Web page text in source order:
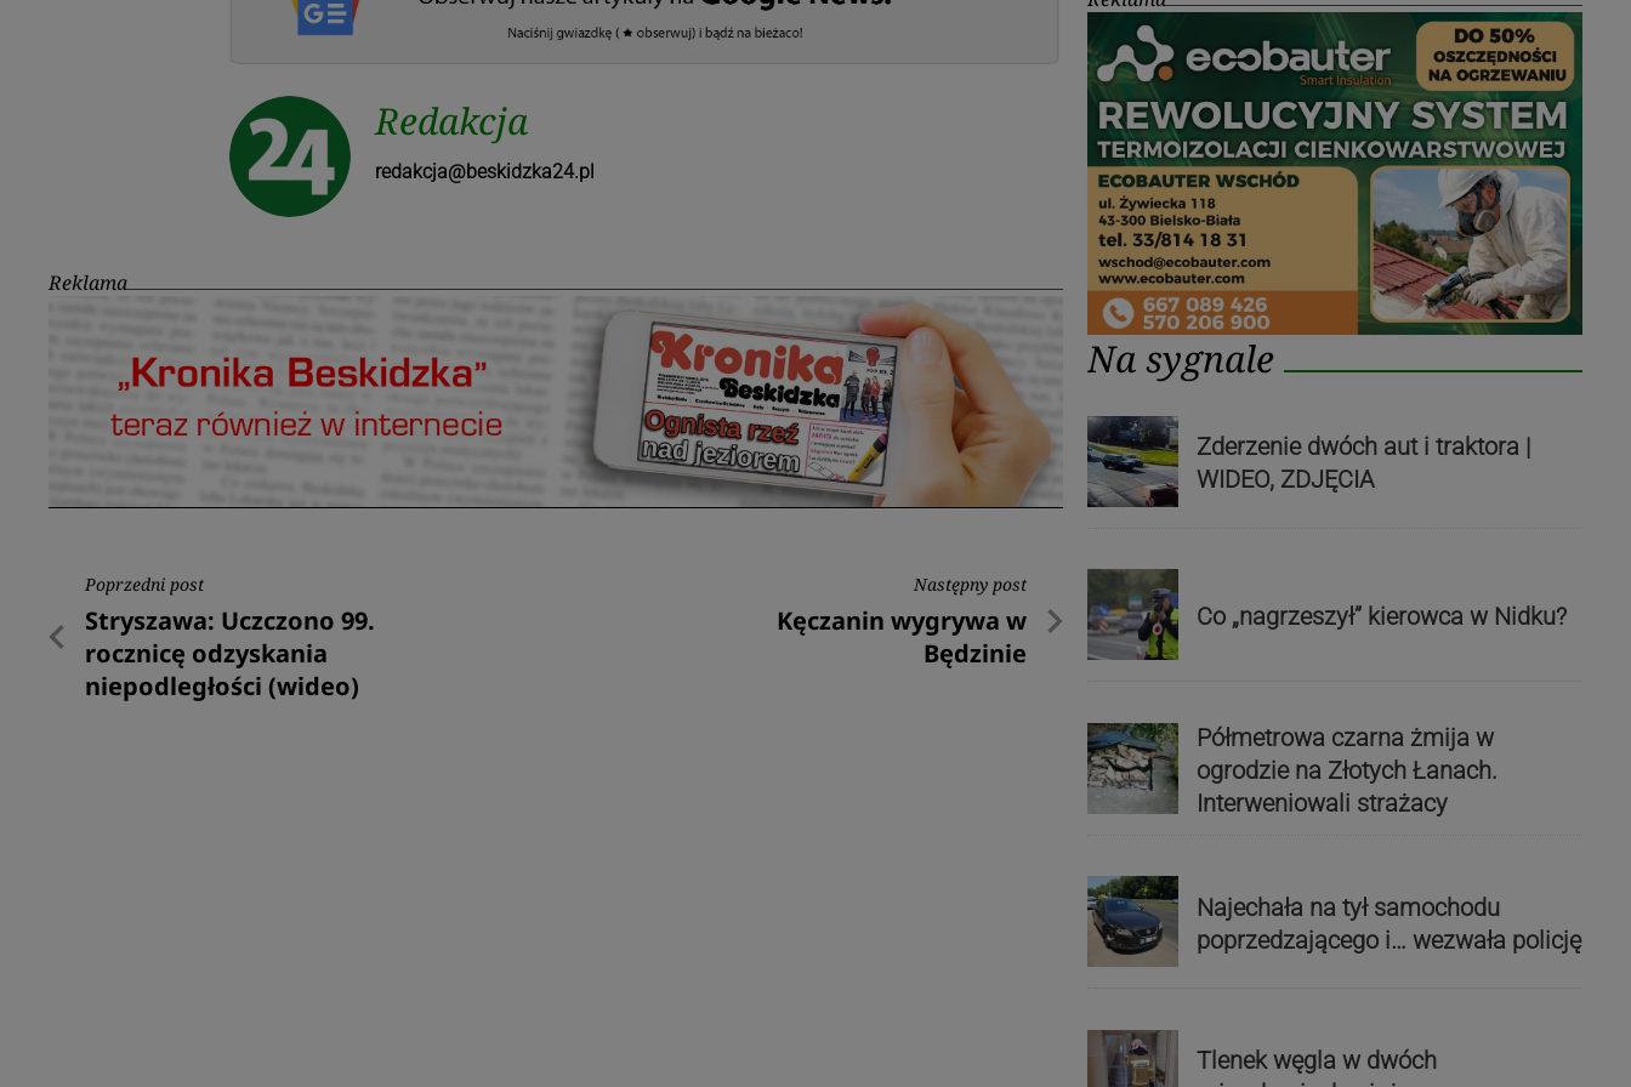
Redakcja
redakcja@beskidzka24.pl
Reklama
Nawigacja
wpisu
Poprzedni post
Poprzedni
post
Stryszawa: Uczczono 99.
rocznicę odzyskania
niepodległości (wideo)
Następny post
Następny
Kęczanin wygrywa w
Będzinie
Na sygnale
Zderzenie dwóch aut i traktora |
WIDEO, ZDJĘCIA
Co „nagrzeszył” kierowca w Nidku?
Półmetrowa czarna żmija w
ogrodzie na Złotych Łanach.
Interweniowali strażacy
Najechała na tył samochodu
poprzedzającego i… wezwała policję
Tlenek węgla w dwóch